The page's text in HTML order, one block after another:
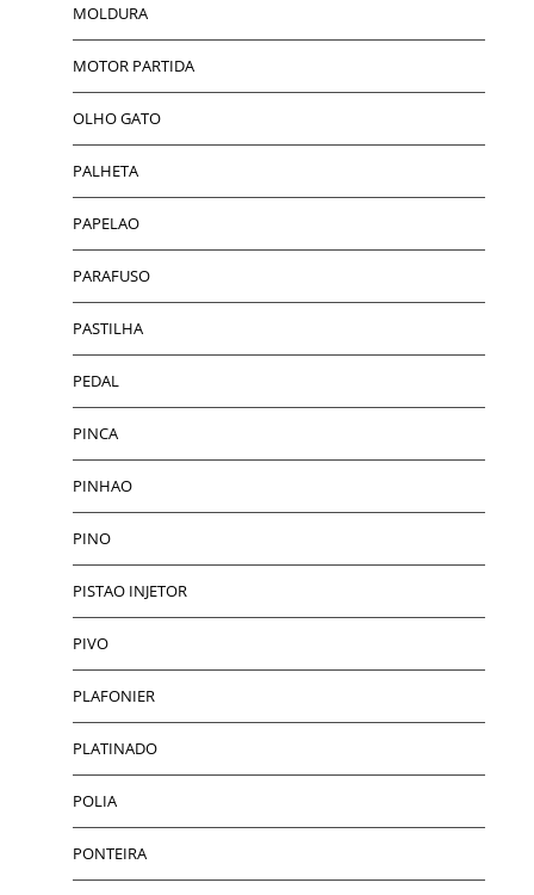
MOLDURA
MOTOR PARTIDA
OLHO GATO
PALHETA
PAPELAO
PARAFUSO
PASTILHA
PEDAL
PINCA
PINHAO
PINO
PISTAO INJETOR
PIVO
PLAFONIER
PLATINADO
POLIA
PONTEIRA